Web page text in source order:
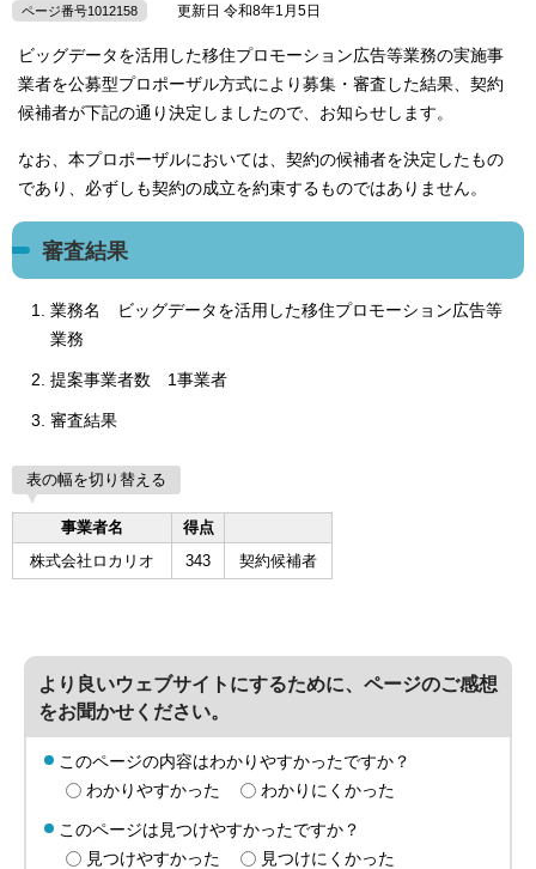
ページ番号1012158 更新日 令和8年1月5日
ビッグデータを活用した移住プロモーション広告等業務の実施事
業者を公募型プロポーザル方式により募集・審査した結果、契約
候補者が下記の通り決定しましたので、お知らせします。
なお、本プロポーザルにおいては、契約の候補者を決定したもの
であり、必ずしも契約の成立を約束するものではありません。
審査結果
業務名 ビッグデータを活用した移住プロモーション広告等
業務
提案事業者数 1事業者
審査結果
表の幅を切り替える
事業者名
得点
株式会社ロカリオ
343 契約候補者
より良いウェブサイトにするために、ページのご感想
をお聞かせください。
このページの内容はわかりやすかったですか？
わかりやすかった
わかりにくかった
このページは見つけやすかったですか？
見つけやすかった
見つけにくかった